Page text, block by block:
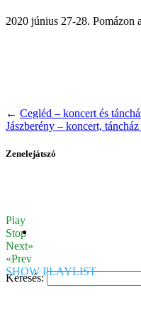
2020 június 27-28. Pomázon
← Cegléd – koncert és
Jászberény – koncert,
Zenelejátszó
Play
Stop
Next»
«Prev
SHOW PLAYLIST
Keresés: